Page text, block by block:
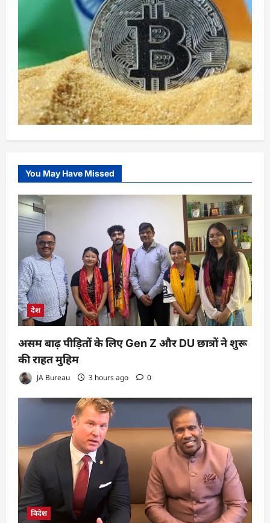
You May Have Missed
देश
असम बाढ़ पीड़ितों के लिए Gen Z और DU छात्रों ने शुरू
की राहत मुहिम
JA Bureau 3 hours ago 0
विदेश